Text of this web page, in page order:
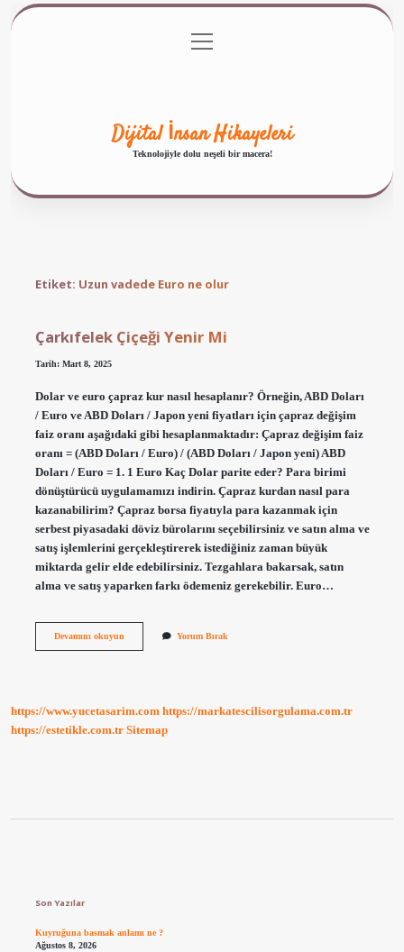
Gizlilik Politikası
menüyü
aç
Dijital İnsan Hikayeleri
Teknolojiyle dolu neşeli bir macera!
Etiket: Uzun vadede Euro ne olur
Çarkıfelek Çiçeği Yenir Mi
Tarih: Mart 8, 2025
Dolar ve euro çapraz kur nasıl hesaplanır? Örneğin, ABD Doları
/ Euro ve ABD Doları / Japon yeni fiyatları için çapraz değişim
faiz oranı aşağıdaki gibi hesaplanmaktadır: Çapraz değişim faiz
oranı = (ABD Doları / Euro) / (ABD Doları / Japon yeni) ABD
Doları / Euro = 1. 1 Euro Kaç Dolar parite eder? Para birimi
dönüştürücü uygulamamızı indirin. Çapraz kurdan nasıl para
kazanabilirim? Çapraz borsa fiyatıyla para kazanmak için
serbest piyasadaki döviz bürolarını seçebilirsiniz ve satın alma ve
satış işlemlerini gerçekleştirerek istediğiniz zaman büyük
miktarda gelir elde edebilirsiniz. Tezgahlara bakarsak, satın
alma ve satış yaparken farkı ödemeniz gerekebilir. Euro…
Devamını okuyunÇarkıfelek
Yorum Bırak
https://www.yucetasarim.com https://markatescilisorgulama.com.tr
https://estetikle.com.tr Sitemap
Son Yazılar
Kuyruğuna basmak anlamı ne ?
Ağustos 8, 2026